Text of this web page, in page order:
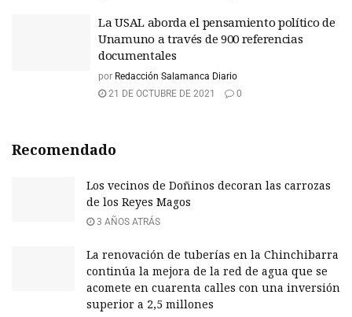
La USAL aborda el pensamiento político de
Unamuno a través de 900 referencias
documentales
por Redacción Salamanca Diario
21 DE OCTUBRE DE 2021
0
Recomendado
Los vecinos de Doñinos decoran las carrozas
de los Reyes Magos
3 AÑOS ATRÁS
La renovación de tuberías en la Chinchibarra
continúa la mejora de la red de agua que se
acomete en cuarenta calles con una inversión
superior a 2,5 millones